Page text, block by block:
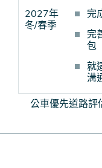
公車優先道路評
2027年
冬/春季
完
完
包
就
溝